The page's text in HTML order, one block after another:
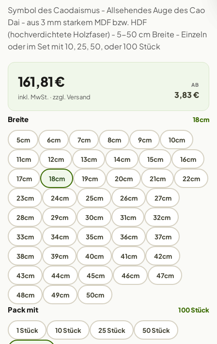
Symbol des Caodaismus - Allsehendes Auge des Cao
Dai - aus 3 mm starkem MDF bzw. HDF
(hochverdichtete Holzfaser) - 5-50 cm Breite - Einzeln
oder im Set mit 10, 25, 50, oder 100 Stück
161,81 €
inkl. MwSt. · zzgl. Versand
AB
3,83 €
Breite 18cm
5cm 6cm 7cm 8cm 9cm 10cm
11cm 12cm 13cm 14cm 15cm 16cm
17cm 18cm 19cm 20cm 21cm 22cm
23cm 24cm 25cm 26cm 27cm
28cm 29cm 30cm 31cm 32cm
33cm 34cm 35cm 36cm 37cm
38cm 39cm 40cm 41cm 42cm
43cm 44cm 45cm 46cm 47cm
48cm 49cm 50cm
Pack mit 100 Stück
1 Stück 10 Stück 25 Stück 50 Stück